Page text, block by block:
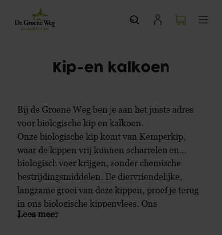
Kip-en kalkoen
Bij de Groene Weg ben je aan het juiste adres
voor biologische kip en kalkoen.
Onze biologische kip komt van Kemperkip,
waar de kippen vrij kunnen scharrelen en
biologisch voer krijgen, zonder chemische
bestrijdingsmiddelen. De diervriendelijke,
langzame groei van deze kippen, proef je terug
in ons biologische kippenvlees. Ons
assortiment biokip is ontzettend divers en hier
Lees meer